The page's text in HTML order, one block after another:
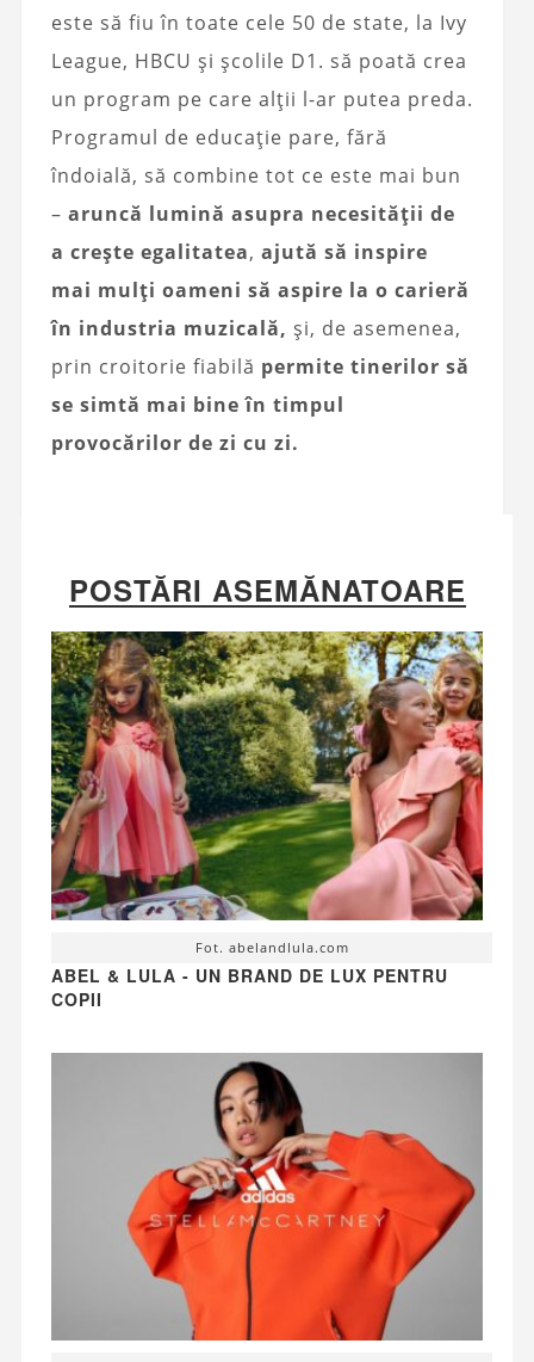
este să fiu în toate cele 50 de state, la Ivy
League, HBCU și școlile D1. să poată crea
un program pe care alții l-ar putea preda.
Programul de educație pare, fără
îndoială, să combine tot ce este mai bun
– aruncă lumină asupra necesității de
a crește egalitatea, ajută să inspire
mai mulți oameni să aspire la o carieră
în industria muzicală, și, de asemenea,
prin croitorie fiabilă permite tinerilor să
se simtă mai bine în timpul
provocărilor de zi cu zi.
POSTĂRI ASEMĂNATOARE
Fot. abelandlula.com
ABEL & LULA - UN BRAND DE LUX PENTRU
COPII